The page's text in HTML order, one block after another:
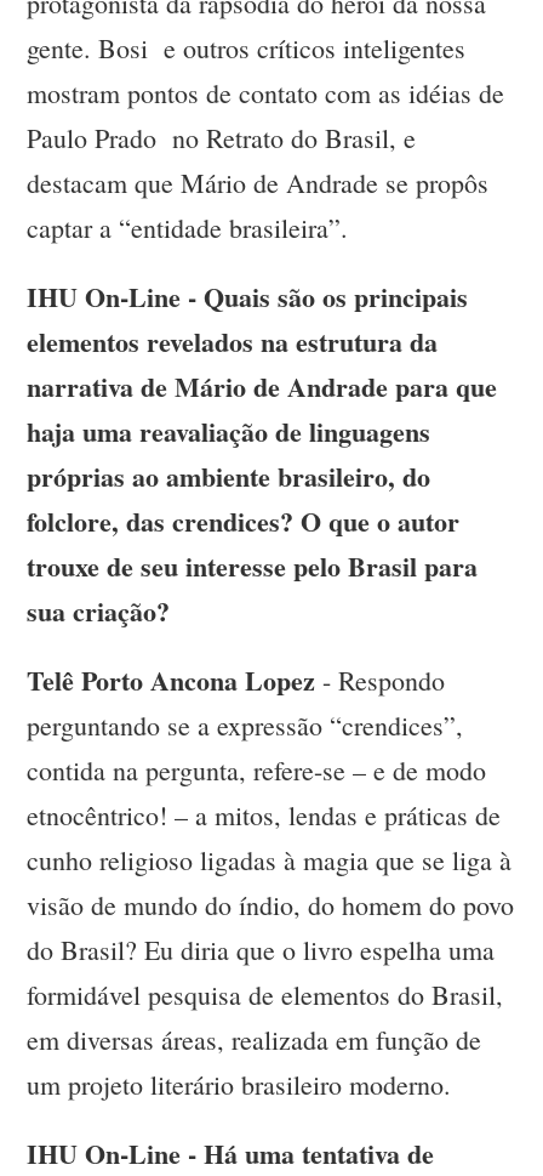
gente. Bosi e outros críticos inteligentes
mostram pontos de contato com as idéias de
Paulo Prado no Retrato do Brasil, e
destacam que Mário de Andrade se propôs
captar a “entidade brasileira”.
IHU On-Line - Quais são os principais
elementos revelados na estrutura da
narrativa de Mário de Andrade para que
haja uma reavaliação de linguagens
próprias ao ambiente brasileiro, do
folclore, das crendices? O que o autor
trouxe de seu interesse pelo Brasil para
sua criação?
Telê Porto Ancona Lopez - Respondo
perguntando se a expressão “crendices”,
contida na pergunta, refere-se – e de modo
etnocêntrico! – a mitos, lendas e práticas de
cunho religioso ligadas à magia que se liga à
visão de mundo do índio, do homem do povo
do Brasil? Eu diria que o livro espelha uma
formidável pesquisa de elementos do Brasil,
em diversas áreas, realizada em função de
um projeto literário brasileiro moderno.
IHU On-Line - Há uma tentativa de